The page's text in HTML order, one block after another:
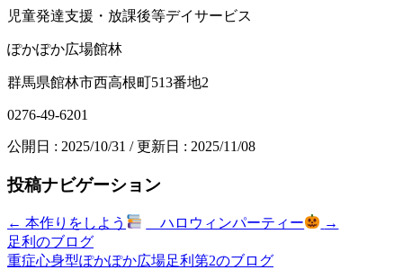
児童発達支援・放課後等デイサービス
ぽかぽか広場館林
群馬県館林市西高根町513番地2
0276-49-6201
公開日 : 2025/10/31 / 更新日 : 2025/11/08
投稿ナビゲーション
← 本作りをしよう ハロウィンパーティー
→
足利のブログ
重症心身型ぽかぽか広場足利第2のブログ